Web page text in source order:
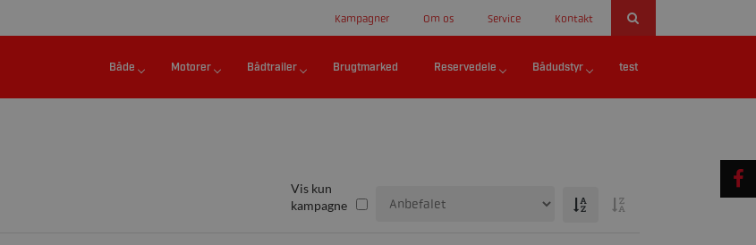
Kampagner Om os Service Kontakt
Både Motorer Bådtrailer Brugtmarked Reservedele Bådudstyr test
Vis kun
kampagne